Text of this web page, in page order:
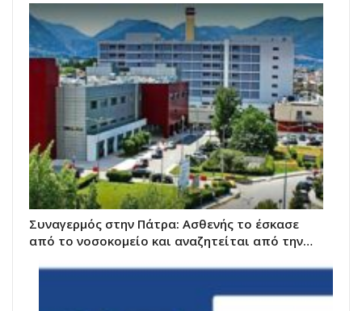
Συναγερμός στην Πάτρα: Ασθενής το έσκασε
από το νοσοκομείο και αναζητείται από την…